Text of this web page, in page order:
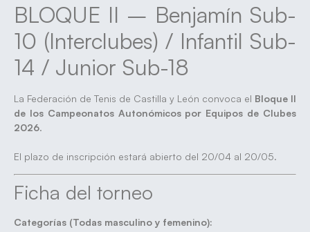
BLOQUE II – Benjamín Sub-
10 (Interclubes) / Infantil Sub-
14 / Junior Sub-18
La Federación de Tenis de Castilla y León convoca el Bloque II
de los Campeonatos Autonómicos por Equipos de Clubes
2026.
El plazo de inscripción estará abierto del 20/04 al 20/05.
Ficha del torneo
Categorías (Todas masculino y femenino):